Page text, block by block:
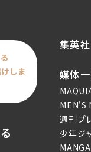
しま
集英
媒体
MEN'S
週刊プ
少年ジ